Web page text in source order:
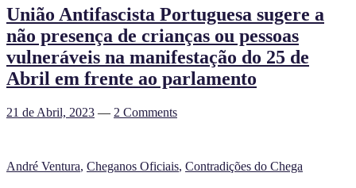
União Antifascista Portuguesa sugere a
não presença de crianças ou pessoas
vulneráveis na manifestação do 25 de
Abril em frente ao parlamento
21 de Abril, 2023 — 2 Comments
André Ventura, Cheganos Oficiais, Contradições do Chega